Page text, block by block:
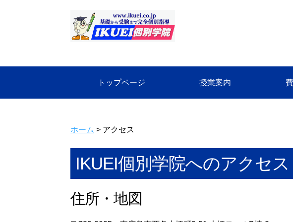
トップページ 授業案内
ホーム > アクセス
IKUEI個別学院へのアクセス
住所・地図